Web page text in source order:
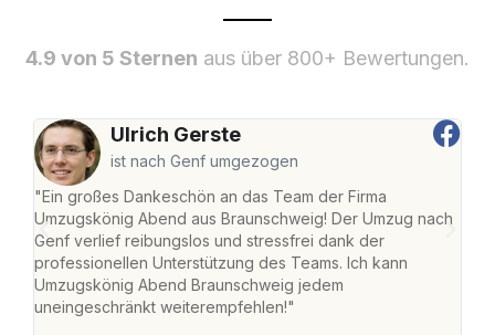
4.9 von 5 Sternen aus über 800+ Bewertungen.
Ulrich Gerste
ist nach Genf umgezogen
"Ein großes Dankeschön an das Team der Firma
Umzugskönig Abend aus Braunschweig! Der Umzug nach
Genf verlief reibungslos und stressfrei dank der
professionellen Unterstützung des Teams. Ich kann
Umzugskönig Abend Braunschweig jedem
uneingeschränkt weiterempfehlen!"